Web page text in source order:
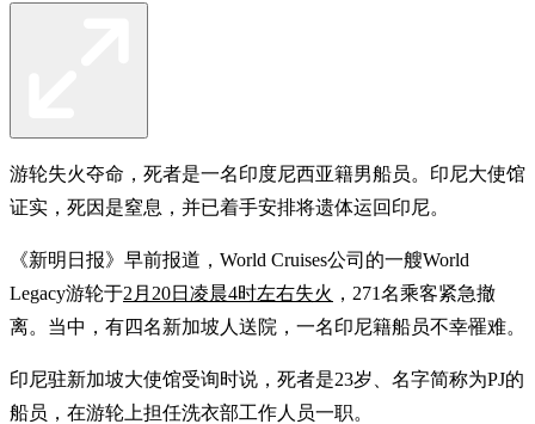
游轮失火夺命，死者是一名印度尼西亚籍男船员。印尼大使馆
证实，死因是窒息，并已着手安排将遗体运回印尼。
《新明日报》早前报道，World Cruises公司的一艘World
Legacy游轮于2月20日凌晨4时左右失火 ，271名乘客紧急撤
离。当中，有四名新加坡人送院，一名印尼籍船员不幸罹难。
印尼驻新加坡大使馆受询时说，死者是23岁、名字简称为PJ的
船员，在游轮上担任洗衣部工作人员一职。